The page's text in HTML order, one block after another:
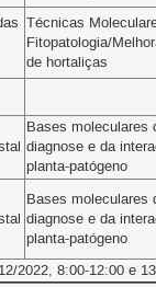
Técnicas
Fitopatologia/
de hortaliças
Bases moleculares
diagnose e da
planta-patógeno
Bases moleculares
diagnose e da
planta-patógeno
2022, 8:00-12:00 e